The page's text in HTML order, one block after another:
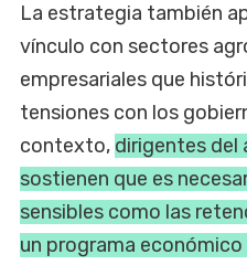
La estrategia también
vínculo con sectores
empresariales que
tensiones con los
contexto, dirigentes del
sostienen que es
sensibles como las
un programa